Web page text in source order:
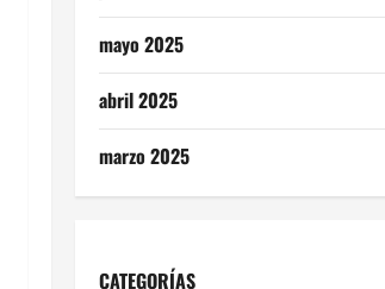
mayo 2025
abril 2025
marzo 2025
CATEGORÍAS